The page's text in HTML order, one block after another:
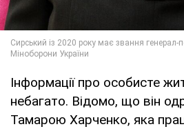
Інформації про особисте
небагато. Відомо, що він
Тамарою Харченко, яка